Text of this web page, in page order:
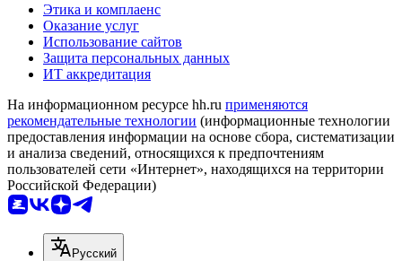
Этика и комплаенс
Оказание услуг
Использование сайтов
Защита персональных данных
ИТ аккредитация
На информационном ресурсе hh.ru применяются
рекомендательные технологии (информационные технологии
предоставления информации на основе сбора, систематизации
и анализа сведений, относящихся к предпочтениям
пользователей сети «Интернет», находящихся на территории
Российской Федерации)
Русский